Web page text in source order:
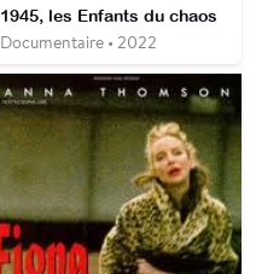
1945, les Enfants du chaos
Documentaire • 2022